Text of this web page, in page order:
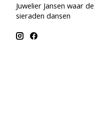
Juwelier Jansen waar de
sieraden dansen